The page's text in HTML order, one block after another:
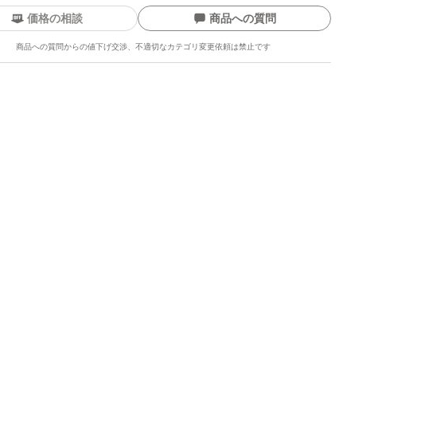
しています
価格の相談 商品への質問
商品への質問からの値下げ交渉、不適切なカテゴリ変更依頼は禁止です